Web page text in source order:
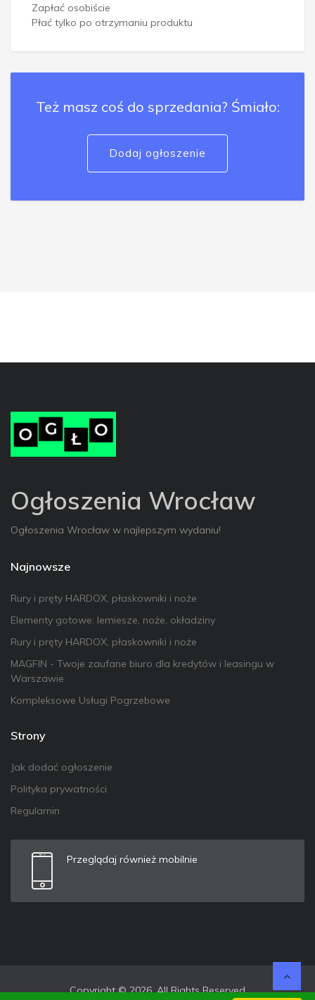
Zapłać osobiście
Płać tylko po otrzymaniu produktu
Też masz coś do sprzedania? Śmiało:
Dodaj ogłoszenie
Ogłoszenia Wrocław
Ogłoszenia Wrocław w najlepszym wydaniu!
Najnowsze
Rury i pręty HARDOX, płaskowniki i noże
Elementy gotowe: lemiesze, noże, okładziny
Rury i pręty HARDOX, płaskowniki i noże
MAGFIN - Twoje zaufane biuro dla kredytów i leasingu w
Warszawie
Kompleksowe Usługi Pogrzebowe
Strony
Jak dodać ogłoszenie
Polityka prywatności
Regulamin
Przeglądaj również mobilnie
Copyright © 2026. All Rights Reserved